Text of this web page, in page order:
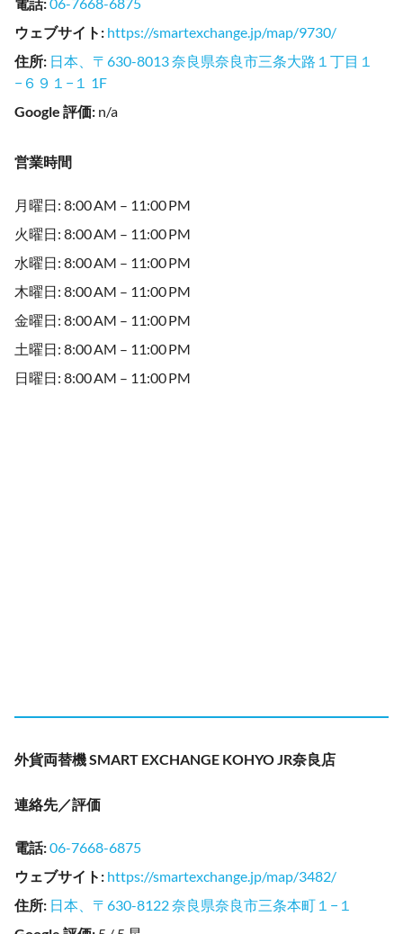
ウェブサイト : https://smartexchange.jp/map/9730/
住所: 日本、〒630-8013 奈良県奈良市三条大路１丁目１
−６９１−１ 1F
Google 評価: n/a
営業時間
月曜日: 8:00 AM – 11:00 PM
火曜日: 8:00 AM – 11:00 PM
水曜日: 8:00 AM – 11:00 PM
木曜日: 8:00 AM – 11:00 PM
金曜日: 8:00 AM – 11:00 PM
土曜日: 8:00 AM – 11:00 PM
日曜日: 8:00 AM – 11:00 PM
外貨両替機 SMART EXCHANGE KOHYO JR奈良店
連絡先／評価
電話:06-7668-6875
ウェブサイト : https://smartexchange.jp/map/3482/
住所: 日本、〒630-8122 奈良県奈良市三条本町１−１